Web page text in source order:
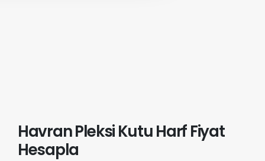
Havran Pleksi Kutu Harf Fiyat
Hesapla